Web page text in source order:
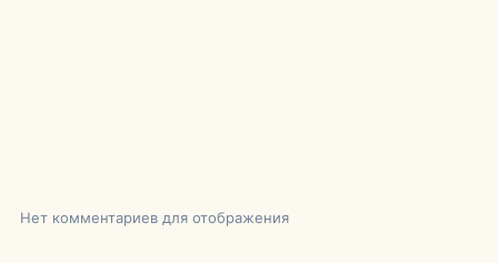
Нет комментариев для отображения